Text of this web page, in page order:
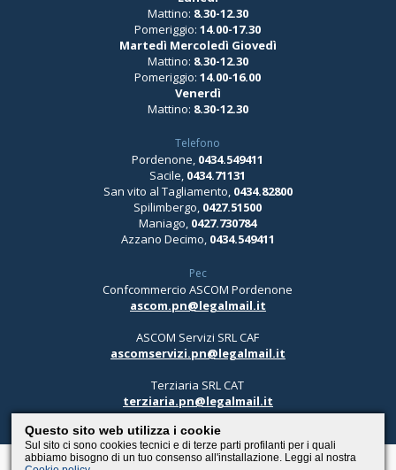
Mattino: 8.30-12.30
Pomeriggio:14.00-17.30
Martedì Mercoledì Giovedì
Mattino: 8.30-12.30
Pomeriggio:14.00-16.00
Venerdì
Mattino: 8.30-12.30
Telefono
Pordenone, 0434.549411
Sacile, 0434.71131
San vito al Tagliamento, 0434.82800
Spilimbergo, 0427.51500
Maniago, 0427.730784
Azzano Decimo, 0434.549411
Pec
Confcommercio ASCOM Pordenone
ascom.pn@legalmail.it
ASCOM Servizi SRL CAF
ascomservizi.pn@legalmail.it
Terziaria SRL CAT
terziaria.pn@legalmail.it
Questo sito web utilizza i cookie
Sul sito ci sono cookies tecnici e di terze parti profilanti per i quali
abbiamo bisogno di un tuo consenso all'installazione. Leggi al nostra